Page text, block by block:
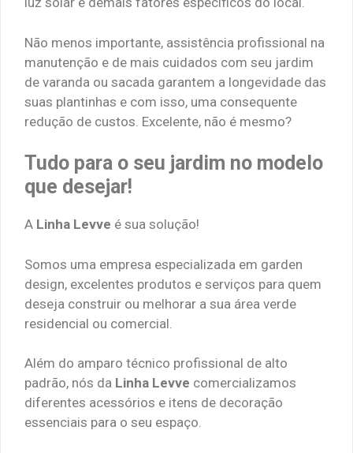
Não menos importante, assistência profissional na
manutenção e de mais cuidados com seu jardim
de varanda ou sacada garantem a longevidade das
suas plantinhas e com isso, uma consequente
redução de custos. Excelente, não é mesmo?
Tudo para o seu jardim no modelo
que desejar!
A Linha Levve é sua solução!
Somos uma empresa especializada em garden
design, excelentes produtos e serviços para quem
deseja construir ou melhorar a sua área verde
residencial ou comercial.
Além do amparo técnico profissional de alto
padrão, nós da Linha Levve comercializamos
diferentes acessórios e itens de decoração
essenciais para o seu espaço.